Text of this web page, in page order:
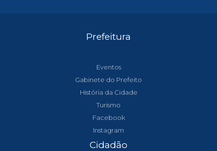
Prefeitura
Eventos
Gabinete do Prefeito
História da Cidade
Turismo
Facebook
Instagram
Cidadão